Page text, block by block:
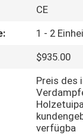
CE
1 - 2
$935.00
Preis des
verfügba